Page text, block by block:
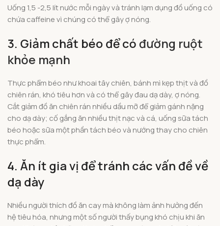
Uống 1,5 -2,5 lít nước mỗi ngày và tránh lạm dụng đồ uống có
chứa caffeine vì chúng có thể gây ợ nóng.
3. Giảm chất béo để có đường ruột
khỏe mạnh
Thực phẩm béo như khoai tây chiên, bánh mì kẹp thịt và đồ
chiên rán, khó tiêu hơn và có thể gây đau dạ dày, ợ nóng.
Cắt giảm đồ ăn chiên rán nhiều dầu mỡ để giảm gánh nặng
cho dạ dày; cố gắng ăn nhiều thịt nạc và cá, uống sữa tách
béo hoặc sữa một phần tách béo và nướng thay cho chiên
thực phẩm.
4. Ăn ít gia vị để tránh các vấn đề về
dạ dày
Nhiều người thích đồ ăn cay mà không làm ảnh hưởng đến
hệ tiêu hóa, nhưng một số người thấy bụng khó chịu khi ăn